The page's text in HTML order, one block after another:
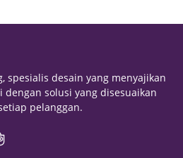
spesialis desain yang menyajikan
solusi yang disesuaikan
pelanggan.